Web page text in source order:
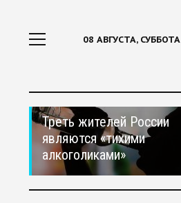
08 АВГУСТА, СУББОТА
Треть жителей России
являются «тихими
алкоголиками»